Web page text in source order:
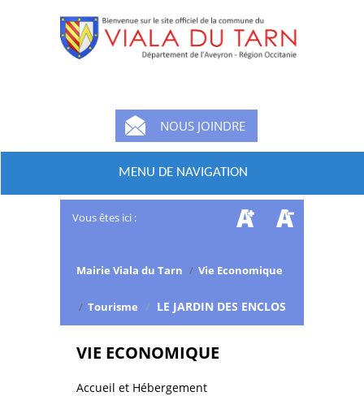
NOUS JOINDRE
MENU DE NAVIGATION
Vous êtes ici :
Mairie Viala du Tarn / Vie Economique
/ Tourisme / LE JARDIN DES ENCLOS
VIE ECONOMIQUE
Accueil et Hébergement